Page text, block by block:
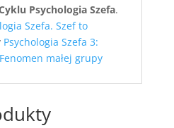
Psychologia Szefa.
Szefa. Szef to
Psychologia Szefa 3:
małej grupy